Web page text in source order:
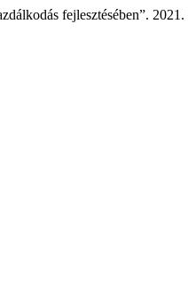
fejlesztésében”. 2021.